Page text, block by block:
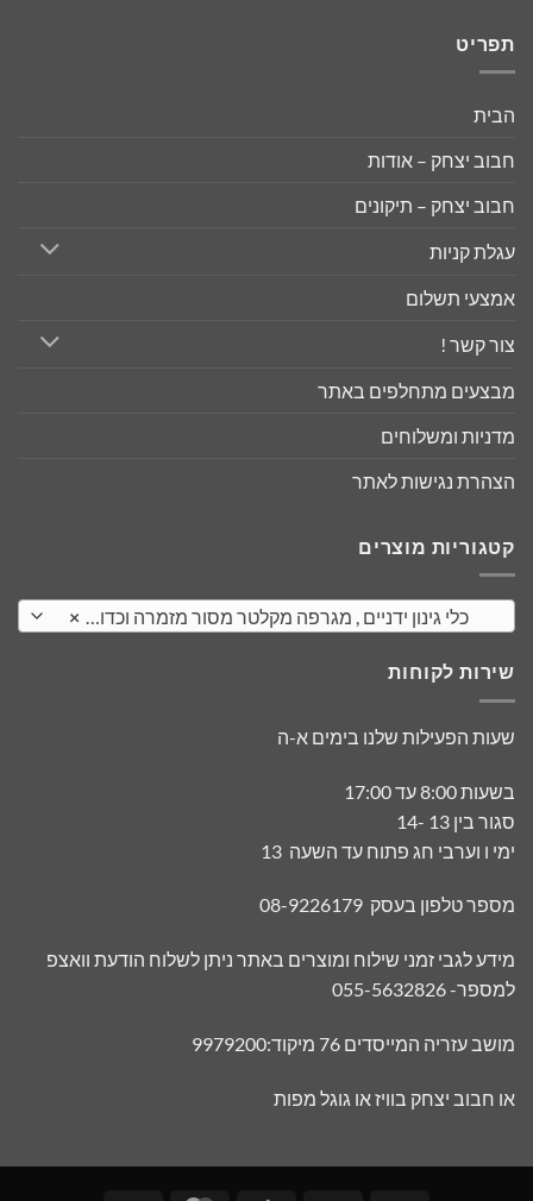
תפריט
הבית
חבוב יצחק – אודות
חבוב יצחק – תיקונים
עגלת קניות
אמצעי תשלום
צור קשר !
מבצעים מתחלפים באתר
מדניות ומשלוחים
הצהרת נגישות לאתר
קטגוריות מוצרים
× כלי גינון ידניים , מגרפה מקלטר מסור מזמרה וכדומה
שירות לקוחות
שעות הפעילות שלנו בימים א-ה
בשעות 8:00 עד 17:00
סגור בין 13 -14
ימי ו וערבי חג פתוח עד השעה 13
מספר טלפון בעסק 08-9226179
מידע לגבי זמני שילוח ומוצרים באתר ניתן לשלוח הודעת וואצפ
למספר- 055-5632826
מושב עזריה המייסדים 76 מיקוד:9979200
או חבוב יצחק בוויז או גוגל מפות